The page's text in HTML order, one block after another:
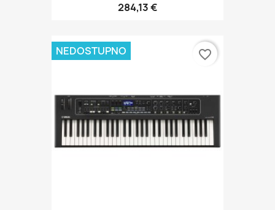
284,13 €
NEDOSTUPNO favorite_border